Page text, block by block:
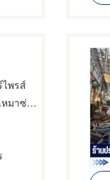
พรส์
,สวิตช์บอร์ดไฟฟ้า